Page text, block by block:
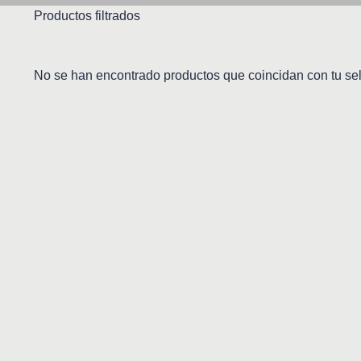
Productos filtrados
No se han encontrado productos que coincidan con tu